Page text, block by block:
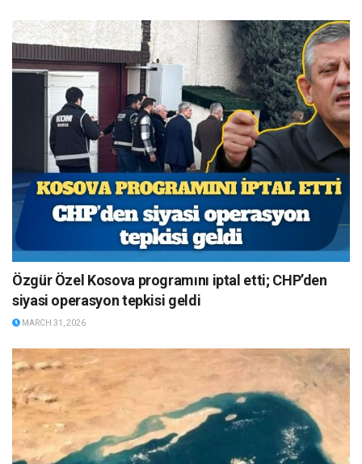
Özgür Özel Kosova programını iptal etti; CHP’den
siyasi operasyon tepkisi geldi
MARCH 31, 2026